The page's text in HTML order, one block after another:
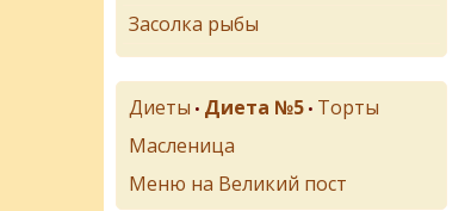
Засолка рыбы
Диеты • Диета №5 • Торты
Масленица
Меню на Великий пост